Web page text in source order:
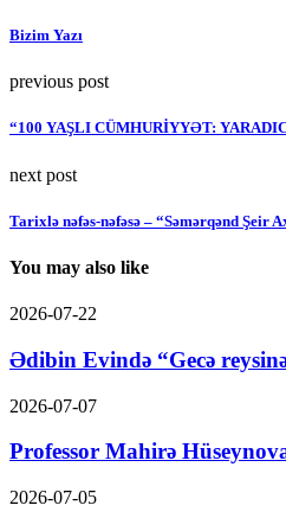
Bizim Yazı
previous post
“100 YAŞLI CÜMHURİYYƏT:
next post
Tarixlə nəfəs-nəfəsə – “Səmərqənd Şeir
You may also like
2026-07-22
Ədibin Evində “Gecə
2026-07-07
Professor Mahirə
2026-07-05